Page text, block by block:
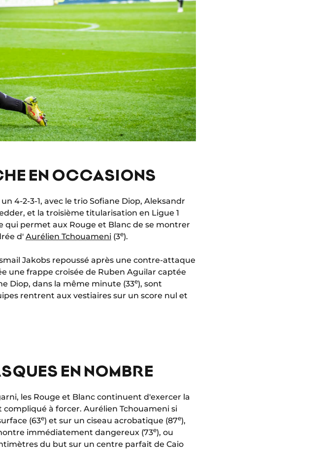
EN OCCASIONS
4-2-3-1, avec le trio Sofiane Diop, Aleksandr
et la troisième titularisation en Ligue 1
qui permet aux Rouge et Blanc de se montrer
d' Aurélien Tchouameni (3e).
Jakobs repoussé après une contre-attaque
une frappe croisée de Ruben Aguilar captée
Diop, dans la même minute (33e), sont
rentrent aux vestiaires sur un score nul et
EN NOMBRE
les Rouge et Blanc continuent d'exercer la
à forcer. Aurélien Tchouameni si
(63e) et sur un ciseau acrobatique (87e),
immédiatement dangereux (73e), ou
du but sur un centre parfait de Caio